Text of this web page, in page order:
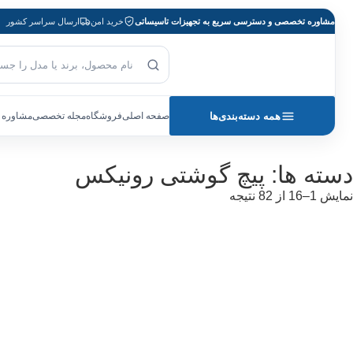
مشاوره تخصصی و دسترسی سریع به تجهیزات تاسیساتی خرید امن ارسال سراسر کشور
جست‌وجوی محصول
همه دسته‌بندی‌ها صفحه اصلیفروشگاهمجله تخصصی
دسته ها: پیچ گوشتی رونیکس
نمایش 1–16 از 82 نتیجه